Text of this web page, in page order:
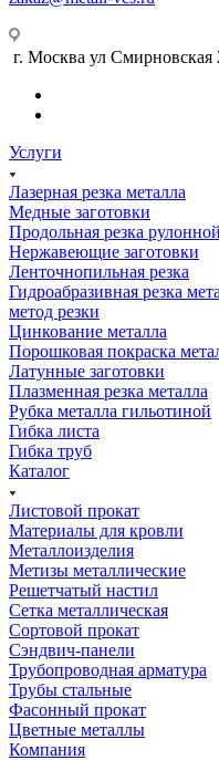
г. Москва ул Смирновская
Услуги
Лазерная резка металла
Медные заготовки
Продольная резка
Нержавеющие заготовки
Ленточнопильная резка
Гидроабразивная резка
метод резки
Цинкование металла
Порошковая покраска
Латунные заготовки
Плазменная резка металла
Рубка металла гильотиной
Гибка листа
Гибка труб
Каталог
Листовой прокат
Материалы для кровли
Металлоизделия
Метизы металлические
Решетчатый настил
Сетка металлическая
Сортовой прокат
Сэндвич-панели
Трубопроводная арматура
Трубы стальные
Фасонный прокат
Цветные металлы
Компания